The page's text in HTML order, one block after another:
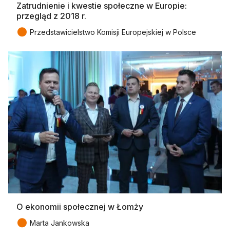
Zatrudnienie i kwestie społeczne w Europie:
przegląd z 2018 r.
● Przedstawicielstwo Komisji Europejskiej w Polsce
O ekonomii społecznej w Łomży
● Marta Jankowska